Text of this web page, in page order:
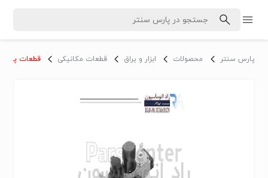
پارس سنتر محصولات ابزار و یراق قطعات مکانیکی قطعات